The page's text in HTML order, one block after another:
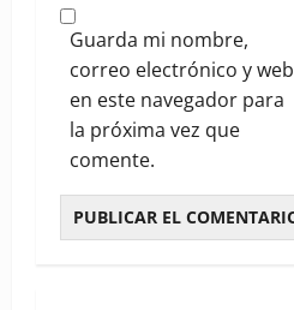
Guarda mi nombre,
correo electrónico y web
en este navegador para
la próxima vez que
comente.